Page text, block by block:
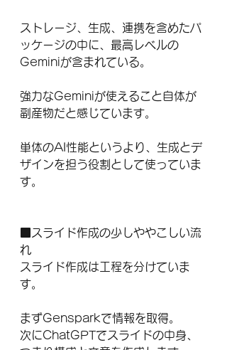
ストレージ、生成、連携を含めたパ
ッケージの中に、最高レベルの
Geminiが含まれている。
強力なGeminiが使えること自体が
副産物だと感じています。
単体のAI性能というより、生成とデ
ザインを担う役割として使っていま
す。
■スライド作成の少しややこしい流
れ
スライド作成は工程を分けていま
す。
まずGensparkで情報を取得。
次にChatGPTでスライドの中身、